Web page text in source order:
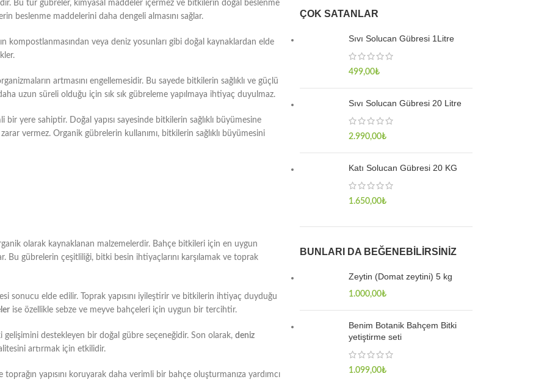
Bu tür gübreler, kimyasal maddeler içermez ve bitkilerin doğal beslenme
beslenme maddelerini daha dengeli almasını sağlar.
kompostlanmasından veya deniz yosunları gibi doğal kaynaklardan elde
artmasını engellemesidir. Bu sayede bitkilerin sağlıklı ve güçlü
uzun süreli olduğu için sık sık gübreleme yapılmaya ihtiyaç duyulmaz.
yere sahiptir. Doğal yapısı sayesinde bitkilerin sağlıklı büyümesine
vermez. Organik gübrelerin kullanımı, bitkilerin sağlıklı büyümesini
olarak kaynaklanan malzemelerdir. Bahçe bitkileri için en uygun
gübrelerin çeşitliliği, bitki besin ihtiyaçlarını karşılamak ve toprak
sonucu elde edilir. Toprak yapısını iyileştirir ve bitkilerin ihtiyaç duyduğu
ise özellikle sebze ve meyve bahçeleri için uygun bir tercihtir.
destekleyen bir doğal gübre seçeneğidir. Son olarak, deniz
artırmak için etkilidir.
yapısını koruyarak daha verimli bir bahçe oluşturmanıza yardımcı
ÇOK SATANLAR
Sıvı Solucan Gübresi 1Litre
499,00₺
Sıvı Solucan Gübresi 20 Litre
2.990,00₺
Katı Solucan Gübresi 20 KG
1.650,00₺
BUNLARI DA BEĞENEBILIRSINIZ
Zeytin (Domat zeytini) 5 kg
1.000,00₺
Benim Botanik Bahçem Bitki
yetiştirme seti
1.099,00₺